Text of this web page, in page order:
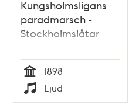
Kungsholmsligans
paradmarsch -
Stockholmslåtar
Tid
1898
Typ
Ljud